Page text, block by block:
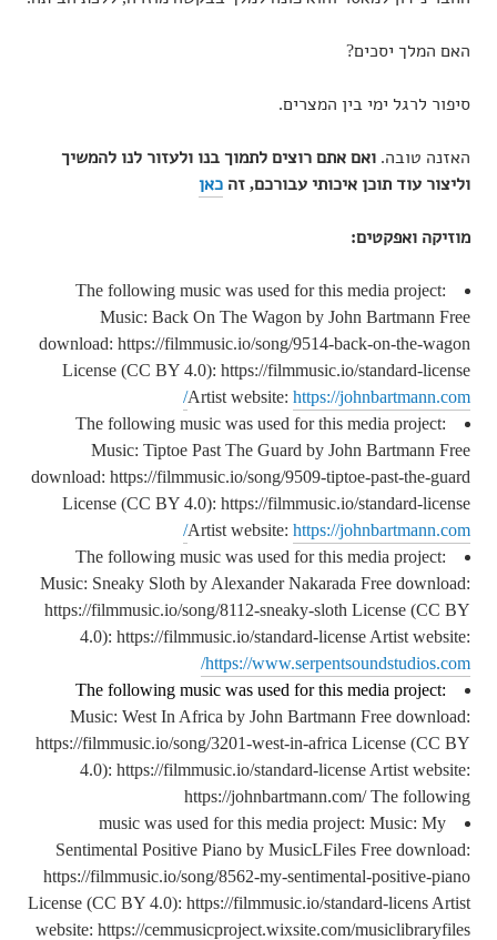
האם המלך יסכים?
סיפור לרגל ימי בין המצרים.
האזנה טובה. ואם אתם רוצים לתמוך בנו ולעזור לנו להמשיך
וליצור עוד תוכן איכותי עבורכם, זה כאן
מוזיקה ואפקטים:
The following music was used for this media project:
Music: Back On The Wagon by John Bartmann Free
download: https://filmmusic.io/song/9514-back-on-the-wagon
License (CC BY 4.0): https://filmmusic.io/standard-license
Artist website: https://johnbartmann.com/
The following music was used for this media project:
Music: Tiptoe Past The Guard by John Bartmann Free
download: https://filmmusic.io/song/9509-tiptoe-past-the-guard
License (CC BY 4.0): https://filmmusic.io/standard-license
Artist website: https://johnbartmann.com/
The following music was used for this media project:
Music: Sneaky Sloth by Alexander Nakarada Free download:
https://filmmusic.io/song/8112-sneaky-sloth License (CC BY
4.0): https://filmmusic.io/standard-license Artist website:
https://www.serpentsoundstudios.com/
The following music was used for this media project:
Music: West In Africa by John Bartmann Free download:
https://filmmusic.io/song/3201-west-in-africa License (CC BY
4.0): https://filmmusic.io/standard-license Artist website:
https://johnbartmann.com/ The following
music was used for this media project: Music: My
Sentimental Positive Piano by MusicLFiles Free download:
https://filmmusic.io/song/8562-my-sentimental-positive-piano
License (CC BY 4.0): https://filmmusic.io/standard-licens Artist
website: https://cemmusicproject.wixsite.com/musiclibraryfiles